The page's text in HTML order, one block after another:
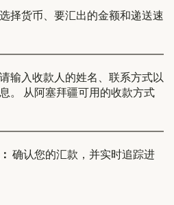
选择货币、要汇出的金额和递送速
请输入收款人的姓名、联系方式以
。 从阿塞拜疆可用的收款方式
确认您的汇款，并实时追踪进